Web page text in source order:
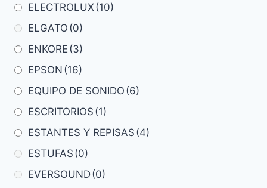
ELECTROLUX(10)
ELGATO (0)
ENKORE (3)
EPSON (16)
EQUIPO DE SONIDO (6)
ESCRITORIOS (1)
ESTANTES Y REPISAS (4)
ESTUFAS (0)
EVERSOUND(0)